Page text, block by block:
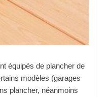
équipés de plancher de
modèles (garages
plancher, néanmoins